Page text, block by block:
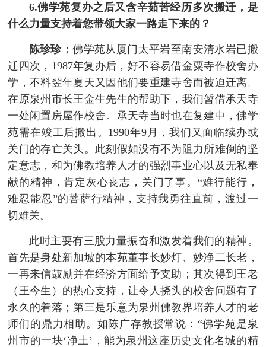
6.佛学苑复办之后又含辛茹苦经历多次搬迁，是
什么力量支持着您带领大家一路走下来的？
陈珍珍：佛学苑从厦门太平岩至南安清水岩已搬
迁四次，1987年复办后，好不容易借金粟寺作校舍办
学，不料翌年夏天又因他们要重建寺舍而被迫迁离。
在原泉州市长王金生先生的帮助下，我们暂借承天寺
一处闲置房屋作校舍。承天寺当时也在复建中，佛学
苑需在竣工后搬出。1990年9月，我们又面临续办或
关门的存亡关头。此刻假如没有不为阻力所难倒的坚
定意志，和为佛教培养人才的强烈事业心以及无私奉
献的精神，肯定灰心丧志，关门了事。“难行能行，
难忍能忍”的菩萨行精神，支持我勇往直前，渡过一
切难关。
此时主要有三股力量振奋和激发着我们的精神。
首先是身处新加坡的本苑董事长妙灯、妙净二长老，
一再来信鼓励并在经济方面给予支助；其次得到王老
（王今生）的热心支持，让令人挠头的校舍问题有了
永久的着落；第三是乐意为泉州佛教界培养人才的老
师们的鼎力相助。如陈广存教授常说：“佛学苑是泉
州市的一块‘净土’，能为泉州这座历史文化名城的精